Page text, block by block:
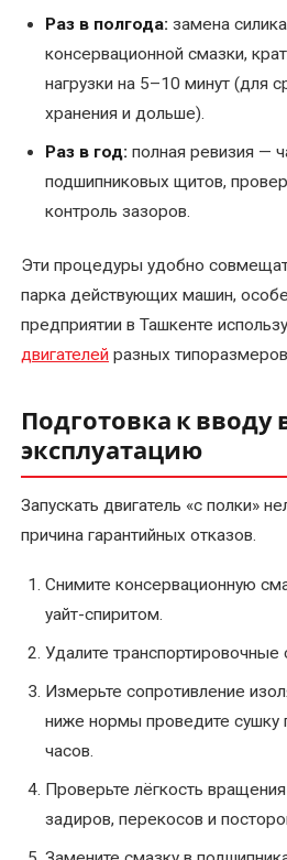
Раз в полгода: замена
консервационной смазки,
нагрузки на 5–10 минут (для
хранения и дольше).
Раз в год: полная ревизия —
подшипниковых щитов,
контроль зазоров.
Эти процедуры удобно
парка действующих машин,
предприятии в Ташкенте
двигателей разных
Подготовка к вводу
эксплуатацию
Запускать двигатель «с полки»
причина гарантийных отказов.
Снимите консервационную
уайт-спиритом.
Удалите транспортировочные
Измерьте сопротивление
ниже нормы проведите сушку
часов.
Проверьте лёгкость
задиров, перекосов и